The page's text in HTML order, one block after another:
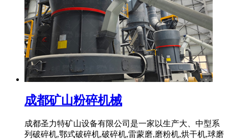
成都矿山粉碎机械
成都圣力特矿山设备有限公司是一家以生产大、中型系
列破碎机,鄂式破碎机,破碎机,雷蒙磨,磨粉机,烘干机,球磨